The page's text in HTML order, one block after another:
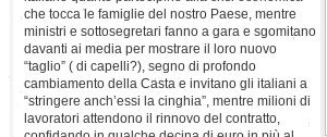
che tocca le famiglie del nostro Paese, mentre
ministri e sottosegretari fanno a gara e sgomitano
davanti ai media per mostrare il loro nuovo
“taglio” ( di capelli?), segno di profondo
cambiamento della Casta e invitano gli italiani a
“stringere anch’essi la cinghia”, mentre milioni di
lavoratori attendono il rinnovo del contratto,